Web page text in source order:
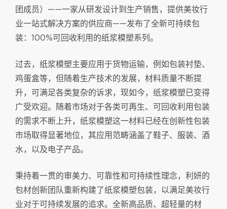
团成员）——一家从研发设计到生产销售，提供美妆行
业一站式解决方案的供应商——发布了全新可持续包
装：100%可回收利用的纸浆模塑系列。
过去，纸浆模塑主要应用于货物运输，例如包装衬垫、
鸡蛋盒等，但随着生产技术的发展，材料质量不断提
升，可满足各类复杂的诉求，现如今，纸浆模塑已变得
广受欢迎。随着市场对于各类可再生、可回收利用包装
的需求不断上升，纸浆模塑这一材料已经在创新性包装
市场取得显著地位，其应用范畴涵盖了鞋子、服装、酒
水，以及电子产品。
秉持着一贯的审美力、可靠性和可持续性理念，利妍的
包材创新团队重新构建了纸浆模塑包装，以满足美妆行
业对于可持续发展的追求。全新高品质、超轻量的材